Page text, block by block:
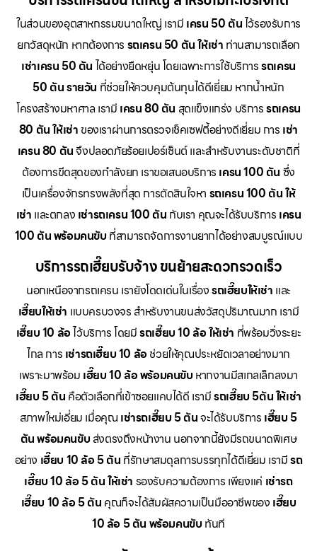
ในส่วนของอุตสาหกรรมขนาดใหญ่ เรามี เครน 50 ตันไว้รองรับการ
ยกวัสดุหนัก หากต้องการ รถเครน 50 ตัน ให้เช่า ท่านสามารถเลือก
เช่าเครน 50 ตัน ได้อย่างยืดหยุ่น โดยเฉพาะการใช้บริการรถเครน
50 ตัน รายวัน ที่ช่วยให้ควบคุมต้นทุนได้ดีเยี่ยม หากน้ำหนัก
โครงสร้างมหาศาล เรามี เครน 80 ตัน สุดแข็งแกร่ง บริการรถเครน
80 ตัน ให้เช่า ของเราผ่านการตรวจเช็คเซฟตี้อย่างดีเยี่ยม การ เช่า
เครน 80 ตันจึงปลอดภัยร้อยเปอร์เซ็นต์ และสำหรับงานระดับชาติที่
ต้องการขีดสุดของกำลังยก เราขอเสนอบริการ เครน 100 ตัน ซึ่ง
เป็นเครื่องจักรทรงพลังที่สุด การตัดสินใจหา รถเครน 100 ตัน ให้
เช่า และตกลง เช่ารถเครน 100 ตัน กับเรา คุณจะได้รับบริการ เครน
100 ตัน พร้อมคนขับ ที่สามารถจัดการงานยากได้อย่างสมบูรณ์แบบ
บริการรถเฮี๊ยบรับจ้าง ขนย้ายสะดวกรวดเร็ว
นอกเหนือจากรถเครน เรายังโดดเด่นในเรื่องรถเฮี๊ยบให้เช่า และ
เฮี๊ยบให้เช่า แบบครบวงจร สำหรับงานขนส่งวัสดุปริมาณมาก เรามี
เฮี๊ยบ 10 ล้อไว้บริการ โดยมีรถเฮี๊ยบ 10 ล้อ ให้เช่า ที่พร้อมวิ่งระยะ
ไกล การ เช่ารถเฮี๊ยบ 10 ล้อช่วยให้คุณประหยัดเวลาอย่างมาก
เพราะมาพร้อม เฮี๊ยบ 10 ล้อ พร้อมคนขับ หากงานมีสเกลเล็กลงมา
เฮี๊ยบ 5 ตัน คือตัวเลือกที่เข้าซอยแคบได้ดี เรามีรถเฮี๊ยบ 5ตัน ให้เช่า
สภาพใหม่เอี่ยม เมื่อคุณ เช่ารถเฮี๊ยบ 5 ตันจะได้รับบริการ เฮี๊ยบ 5
ตัน พร้อมคนขับ ส่งตรงถึงหน้างาน นอกจากนี้ยังมีรถขนาดพิเศษ
อย่าง เฮี๊ยบ 10 ล้อ 5 ตัน ที่รักษาสมดุลการบรรทุกได้ดีเยี่ยม เรามีรถ
เฮี๊ยบ 10 ล้อ 5 ตัน ให้เช่า รองรับความต้องการ เพียงแค่ เช่ารถ
เฮี๊ยบ 10 ล้อ 5 ตัน คุณก็จะได้สัมผัสความเป็นมืออาชีพของ เฮี๊ยบ
10 ล้อ 5 ตัน พร้อมคนขับ ทันที